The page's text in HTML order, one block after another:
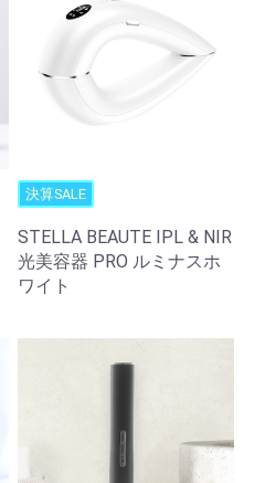
決算SALE
STELLA BEAUTE IPL & NIR
光美容器 PRO ルミナスホ
ワイト